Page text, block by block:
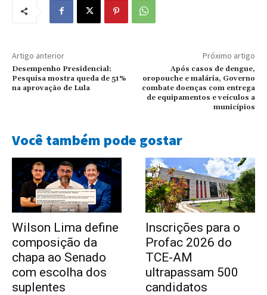
Artigo anterior
Desempenho Presidencial:
Pesquisa mostra queda de 51%
na aprovação de Lula
Próximo artigo
Após casos de dengue,
oropouche e malária, Governo
combate doenças com entrega
de equipamentos e veículos a
municípios
Você também pode gostar
Wilson Lima define
composição da
chapa ao Senado
com escolha dos
suplentes
Inscrições para o
Profac 2026 do
TCE-AM
ultrapassam 500
candidatos